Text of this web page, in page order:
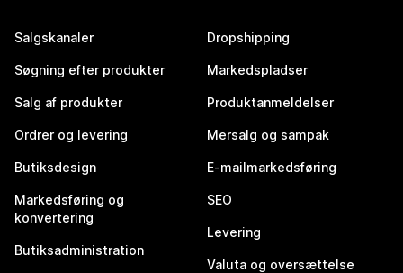
Salgskanaler
Søgning efter produkter
Salg af produkter
Ordrer og levering
Butiksdesign
Markedsføring og
konvertering
Butiksadministration
Dropshipping
Markedspladser
Produktanmeldelser
Mersalg og sampak
E-mailmarkedsføring
SEO
Levering
Valuta og oversættelse